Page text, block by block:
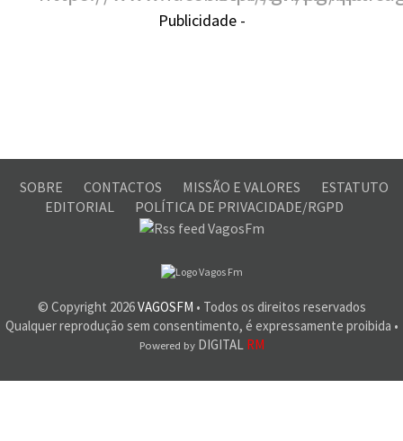
Publicidade -
SOBRE CONTACTOS MISSÃO E VALORES
ESTATUTO
EDITORIAL
POLÍTICA DE PRIVACIDADE/RGPD
© Copyright 2026VAGOSFM • Todos os direitos reservados
Qualquer reprodução sem consentimento, é expressamente proibida •
Powered byDIGITAL RM